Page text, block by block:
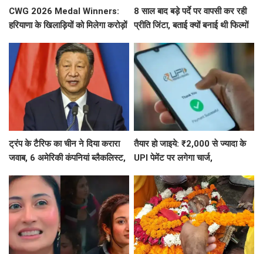
CWG 2026 Medal Winners:
हरियाणा के खिलाड़ियों को मिलेगा करोड़ों
8 साल बाद बड़े पर्दे पर वापसी कर रही
प्रीति जिंटा, बताई क्यों बनाई थी फिल्मों
ट्रंप के टैरिफ का चीन ने दिया करारा
जवाब, 6 अमेरिकी कंपनियां ब्लैकलिस्ट,
तैयार हो जाइये: ₹2,000 से ज्यादा के
UPI पेमेंट पर लगेगा चार्ज,